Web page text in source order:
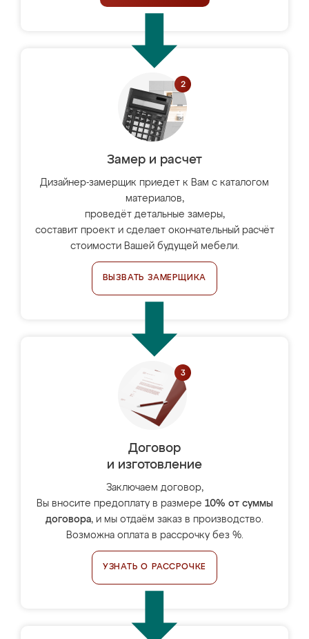
Замер и расчет
Дизайнер-замерщик приедет к Вам с каталогом
материалов,
проведёт детальные замеры,
составит проект и сделает окончательный расчёт
стоимости Вашей будущей мебели.
ВЫЗВАТЬ ЗАМЕРЩИКА
Договор
и изготовление
Заключаем договор,
Вы вносите предоплату в размере 10% от суммы
договора, и мы отдаём заказ в производство.
Возможна оплата в рассрочку без %.
УЗНАТЬ О РАССРОЧКЕ